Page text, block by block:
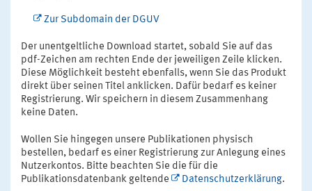
Zur Subdomain der DGUV
Der unentgeltliche Download startet, sobald Sie auf das
pdf-Zeichen am rechten Ende der jeweiligen Zeile klicken.
Diese Möglichkeit besteht ebenfalls, wenn Sie das Produkt
direkt über seinen Titel anklicken. Dafür bedarf es keiner
Registrierung. Wir speichern in diesem Zusammenhang
keine Daten.
Wollen Sie hingegen unsere Publikationen physisch
bestellen, bedarf es einer Registrierung zur Anlegung eines
Nutzerkontos. Bitte beachten Sie die für die
Publikationsdatenbank geltende
Datenschutzerklärung.